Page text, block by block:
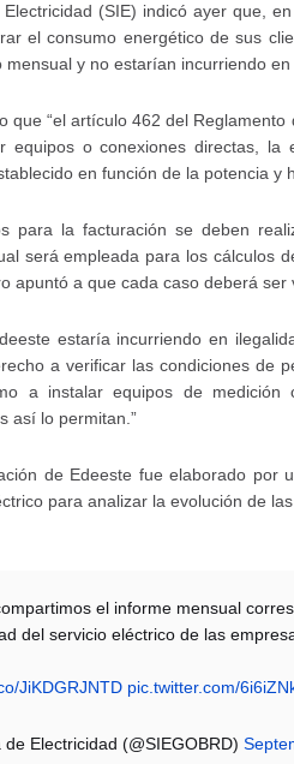
(SIE) indicó ayer que,
el consumo energético de sus
y no estarían incurriendo en
que “el artículo 462 del
equipos o conexiones directas,
en función de la potencia y
para la facturación se deben
será empleada para los cálculos
apuntó a que cada caso deberá ser
estaría incurriendo en
a verificar las condiciones de
a instalar equipos de
así lo permitan.”
de Edeeste fue elaborado por
para analizar la evolución de
el informe mensual
del servicio eléctrico de las
JiKDGRJNTD pic.twitter.com/
Electricidad (@SIEGOBRD)